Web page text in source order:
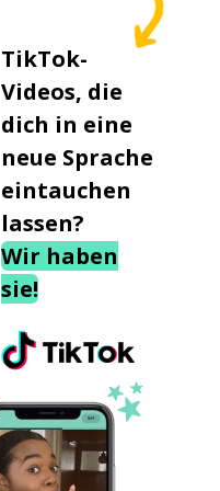
TikTok-
Videos, die
dich in eine
neue Sprache
eintauchen
lassen?
Wir haben
sie!